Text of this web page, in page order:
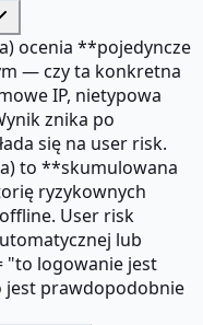
ocenia **pojedyncze
— czy ta konkretna
IP, nietypowa
znika po
się na user risk.
to **skumulowana
ryzykownych
User risk
lub
"to logowanie jest
jest prawdopodobnie